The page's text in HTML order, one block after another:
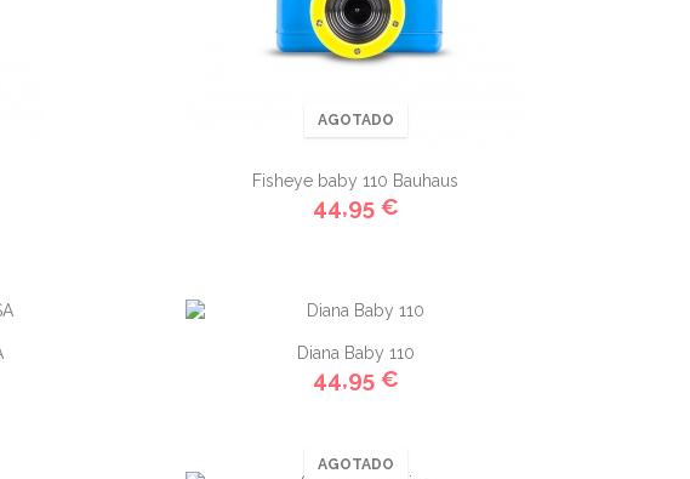
AGOTADO
Fisheye baby 110 Bauhaus
44,95 €
Diana Baby 110
44,95 €
AGOTADO